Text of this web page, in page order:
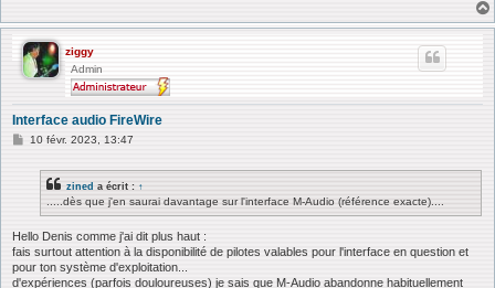
ziggy
Admin
Interface audio FireWire
M10 févr. 2023, 13:47
zined a écrit : ↑
.....dès que j'en saurai davantage sur l'interface M-Audio (référence exacte)....
Hello Denis comme j'ai dit plus haut :
fais surtout attention à la disponibilité de pilotes valables pour l'interface en question et
pour ton système d'exploitation...
d'expériences (parfois douloureuses) je sais que M-Audio abandonne habituellement